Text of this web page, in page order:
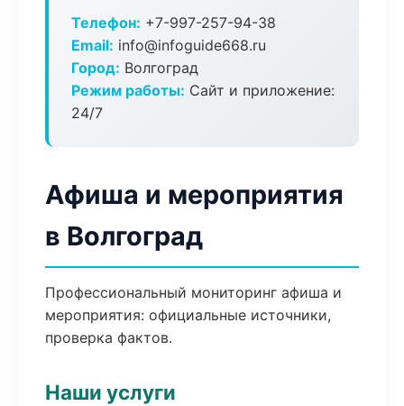
Телефон: +7-997-257-94-38
Email: info@infoguide668.ru
Город: Волгоград
Режим работы: Сайт и приложение:
24/7
Афиша и мероприятия
в Волгоград
Профессиональный мониторинг афиша и
мероприятия: официальные источники,
проверка фактов.
Наши услуги